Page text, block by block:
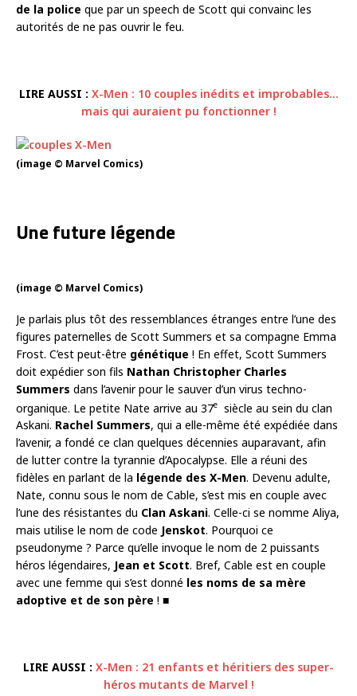
de la police que par un speech de Scott qui convainc les
autorités de ne pas ouvrir le feu.
LIRE AUSSI : X-Men : 10 couples inédits et improbables…
mais qui auraient pu fonctionner !
(image © Marvel Comics)
Une future légende
(image © Marvel Comics)
Je parlais plus tôt des ressemblances étranges entre l’une des
figures paternelles de Scott Summers et sa compagne Emma
Frost. C’est peut-être génétique ! En effet, Scott Summers
doit expédier son fils Nathan Christopher Charles
Summers dans l’avenir pour le sauver d’un virus techno-
organique. Le petite Nate arrive au 37e siècle au sein du clan
Askani. Rachel Summers, qui a elle-même été expédiée dans
l’avenir, a fondé ce clan quelques décennies auparavant, afin
de lutter contre la tyrannie d’Apocalypse. Elle a réuni des
fidèles en parlant de la légende des X-Men. Devenu adulte,
Nate, connu sous le nom de Cable, s’est mis en couple avec
l’une des résistantes du Clan Askani. Celle-ci se nomme Aliya,
mais utilise le nom de code Jenskot. Pourquoi ce
pseudonyme ? Parce qu’elle invoque le nom de 2 puissants
héros légendaires, Jean et Scott. Bref, Cable est en couple
avec une femme qui s’est donné les noms de sa mère
adoptive et de son père ! ■
LIRE AUSSI : X-Men : 21 enfants et héritiers des super-
héros mutants de Marvel !